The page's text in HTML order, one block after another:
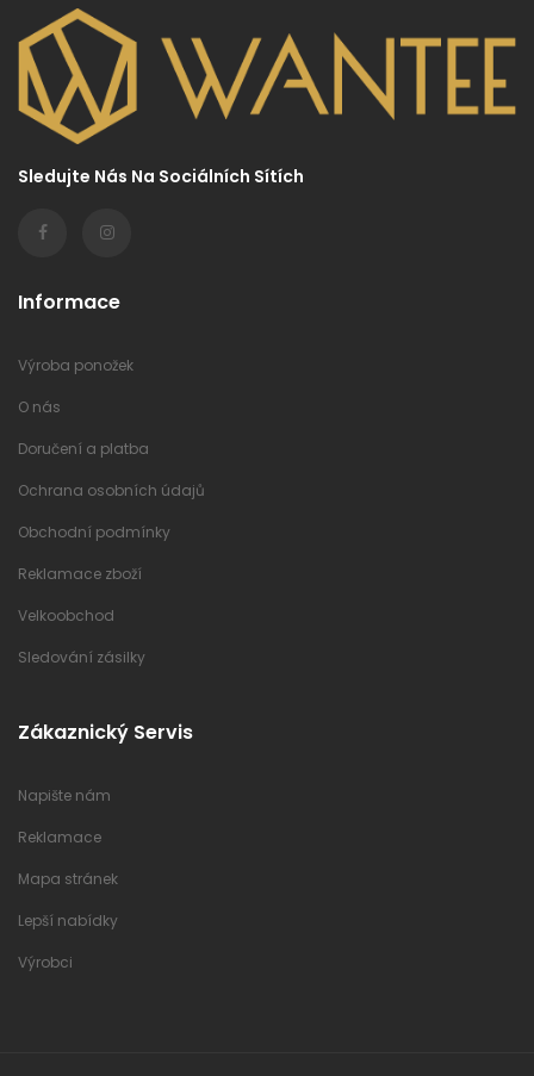
Sledujte Nás Na Sociálních Sítích
Informace
Výroba ponožek
O nás
Doručení a platba
Ochrana osobních údajů
Obchodní podmínky
Reklamace zboží
Velkoobchod
Sledování zásilky
Zákaznický Servis
Napište nám
Reklamace
Mapa stránek
Lepší nabídky
Výrobci